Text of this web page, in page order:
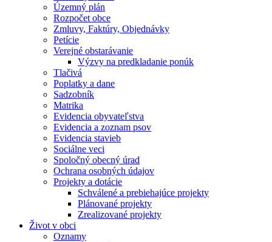
Územný plán
Rozpočet obce
Zmluvy, Faktúry, Objednávky
Petície
Verejné obstarávanie
Výzvy na predkladanie ponúk
Tlačivá
Poplatky a dane
Sadzobník
Matrika
Evidencia obyvateľstva
Evidencia a zoznam psov
Evidencia stavieb
Sociálne veci
Spoločný obecný úrad
Ochrana osobných údajov
Projekty a dotácie
Schválené a prebiehajúce projekty
Plánované projekty
Zrealizované projekty
Život v obci
Oznamy